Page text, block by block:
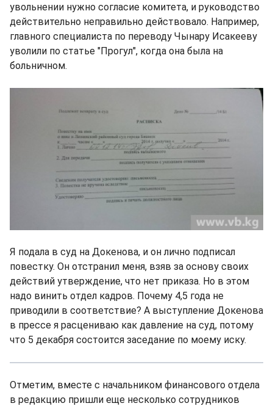
увольнении нужно согласие комитета, и руководство
действительно неправильно действовало. Например,
главного специалиста по переводу Чынару Исакееву
уволили по статье "Прогул", когда она была на
больничном.
Я подала в суд на Докенова, и он лично подписал
повестку. Он отстранил меня, взяв за основу своих
действий утверждение, что нет приказа. Но в этом
надо винить отдел кадров. Почему 4,5 года не
приводили в соответствие? А выступление Докенова
в прессе я расцениваю как давление на суд, потому
что 5 декабря состоится заседание по моему иску.
Отметим, вместе с начальником финансового отдела
в редакцию пришли еще несколько сотрудников